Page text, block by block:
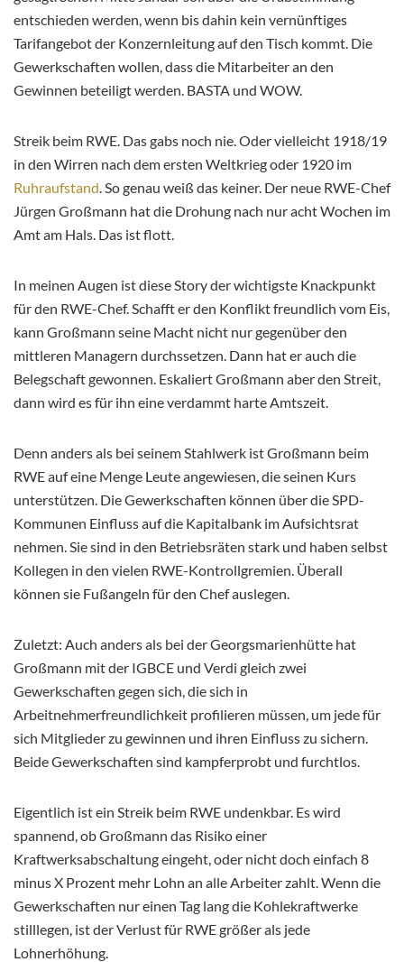
entschieden werden, wenn bis dahin kein vernünftiges
Tarifangebot der Konzernleitung auf den Tisch kommt. Die
Gewerkschaften wollen, dass die Mitarbeiter an den
Gewinnen beteiligt werden. BASTA und WOW.
Streik beim RWE. Das gabs noch nie. Oder vielleicht 1918/19
in den Wirren nach dem ersten Weltkrieg oder 1920 im
Ruhraufstand . So genau weiß das keiner. Der neue RWE-Chef
Jürgen Großmann hat die Drohung nach nur acht Wochen im
Amt am Hals. Das ist flott.
In meinen Augen ist diese Story der wichtigste Knackpunkt
für den RWE-Chef. Schafft er den Konflikt freundlich vom Eis,
kann Großmann seine Macht nicht nur gegenüber den
mittleren Managern durchssetzen. Dann hat er auch die
Belegschaft gewonnen. Eskaliert Großmann aber den Streit,
dann wird es für ihn eine verdammt harte Amtszeit.
Denn anders als bei seinem Stahlwerk ist Großmann beim
RWE auf eine Menge Leute angewiesen, die seinen Kurs
unterstützen. Die Gewerkschaften können über die SPD-
Kommunen Einfluss auf die Kapitalbank im Aufsichtsrat
nehmen. Sie sind in den Betriebsräten stark und haben selbst
Kollegen in den vielen RWE-Kontrollgremien. Überall
können sie Fußangeln für den Chef auslegen.
Zuletzt: Auch anders als bei der Georgsmarienhütte hat
Großmann mit der IGBCE und Verdi gleich zwei
Gewerkschaften gegen sich, die sich in
Arbeitnehmerfreundlichkeit profilieren müssen, um jede für
sich Mitglieder zu gewinnen und ihren Einfluss zu sichern.
Beide Gewerkschaften sind kampferprobt und furchtlos.
Eigentlich ist ein Streik beim RWE undenkbar. Es wird
spannend, ob Großmann das Risiko einer
Kraftwerksabschaltung eingeht, oder nicht doch einfach 8
minus X Prozent mehr Lohn an alle Arbeiter zahlt. Wenn die
Gewerkschaften nur einen Tag lang die Kohlekraftwerke
stilllegen, ist der Verlust für RWE größer als jede
Lohnerhöhung.